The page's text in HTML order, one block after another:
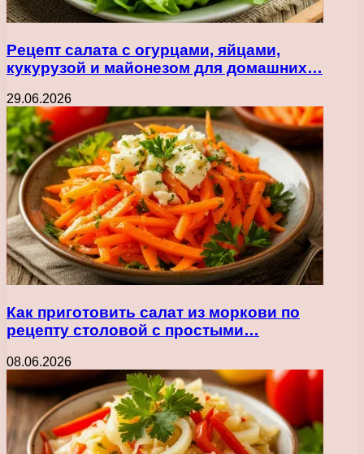
Рецепт салата с огурцами, яйцами,
кукурузой и майонезом для домашних…
29.06.2026
Как приготовить салат из моркови по
рецепту столовой с простыми…
08.06.2026